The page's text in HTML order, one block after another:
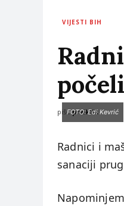
VIJESTI BIH
piše:prviklik
FOTO: Edi Kevrić
Radnici i
sanaciji